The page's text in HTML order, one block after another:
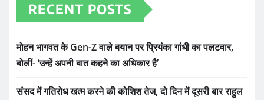
RECENT POSTS
मोहन भागवत के Gen-Z वाले बयान पर प्रियंका गांधी का पलटवार,
बोलीं- ‘उन्हें अपनी बात कहने का अधिकार है’
संसद में गतिरोध खत्म करने की कोशिश तेज, दो दिन में दूसरी बार राहुल